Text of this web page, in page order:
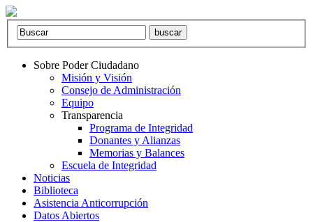
Sobre Poder Ciudadano
Misión y Visión
Consejo de Administración
Equipo
Transparencia
Programa de Integridad
Donantes y Alianzas
Memorias y Balances
Escuela de Integridad
Noticias
Biblioteca
Asistencia Anticorrupción
Datos Abiertos